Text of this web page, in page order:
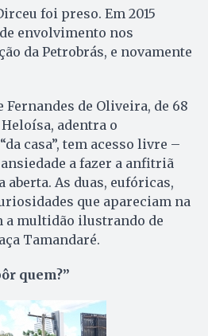
foi preso. Em 2015
envolvimento nos
da Petrobrás, e novamente
Fernandes de Oliveira, de 68
adentra o
casa”, tem acesso livre –
a fazer a anfitriã
aberta. As duas, eufóricas,
que apareciam na
a multidão ilustrando de
Tamandaré.
quem?”